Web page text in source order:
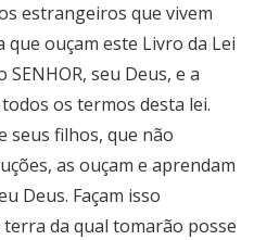
estrangeiros que vivem
que ouçam este Livro da Lei
seu Deus, e a
os termos desta lei.
seus filhos, que não
as ouçam e aprendam
Deus. Façam isso
da qual tomarão posse